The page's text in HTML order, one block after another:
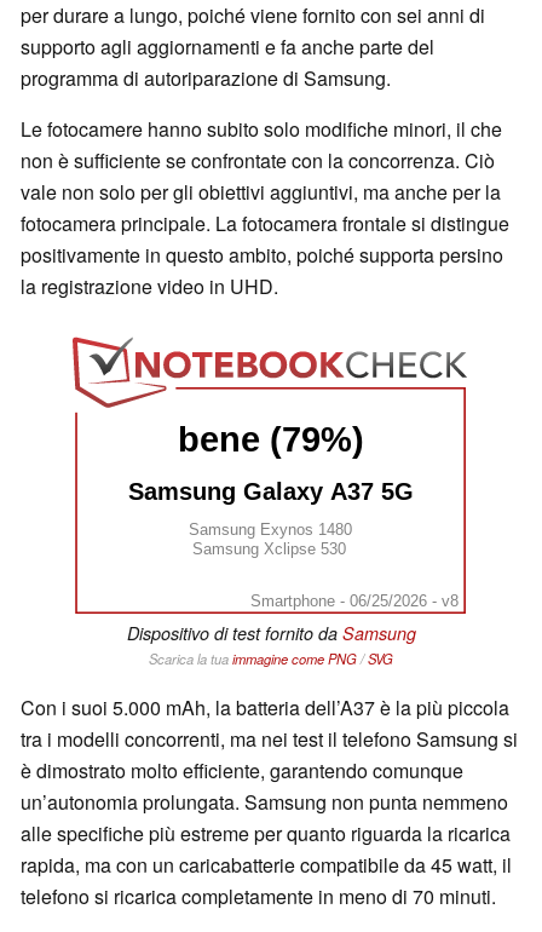
per durare a lungo, poiché viene fornito con sei anni di
supporto agli aggiornamenti e fa anche parte del
programma di autoriparazione di Samsung.
Le fotocamere hanno subito solo modifiche minori, il che
non è sufficiente se confrontate con la concorrenza. Ciò
vale non solo per gli obiettivi aggiuntivi, ma anche per la
fotocamera principale. La fotocamera frontale si distingue
positivamente in questo ambito, poiché supporta persino
la registrazione video in UHD.
bene (79%)
Samsung Galaxy A37 5G
Samsung Exynos 1480
Samsung Xclipse 530
Smartphone - 06/25/2026 - v8
Dispositivo di test fornito da Samsung
Scarica la tuaimmagine comePNG/SVG
Con i suoi 5.000 mAh, la batteria dell’A37 è la più piccola
tra i modelli concorrenti, ma nei test il telefono Samsung si
è dimostrato molto efficiente, garantendo comunque
un’autonomia prolungata. Samsung non punta nemmeno
alle specifiche più estreme per quanto riguarda la ricarica
rapida, ma con un caricabatterie compatibile da 45 watt, il
telefono si ricarica completamente in meno di 70 minuti.